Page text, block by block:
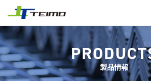
製品情報